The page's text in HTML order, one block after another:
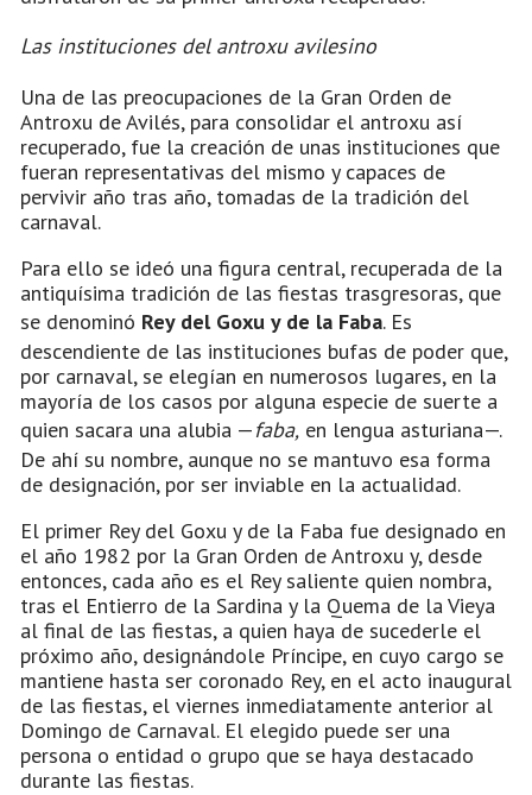
Las instituciones del antroxu avilesino
Una de las preocupaciones de la Gran Orden de
Antroxu de Avilés, para consolidar el antroxu así
recuperado, fue la creación de unas instituciones que
fueran representativas del mismo y capaces de
pervivir año tras año, tomadas de la tradición del
carnaval.
Para ello se ideó una figura central, recuperada de la
antiquísima tradición de las fiestas trasgresoras, que
se denominó Rey del Goxu y de la Faba. Es
descendiente de las instituciones bufas de poder que,
por carnaval, se elegían en numerosos lugares, en la
mayoría de los casos por alguna especie de suerte a
quien sacara una alubia —faba, en lengua asturiana—.
De ahí su nombre, aunque no se mantuvo esa forma
de designación, por ser inviable en la actualidad.
El primer Rey del Goxu y de la Faba fue designado en
el año 1982 por la Gran Orden de Antroxu y, desde
entonces, cada año es el Rey saliente quien nombra,
tras el Entierro de la Sardina y la Quema de la Vieya
al final de las fiestas, a quien haya de sucederle el
próximo año, designándole Príncipe, en cuyo cargo se
mantiene hasta ser coronado Rey, en el acto inaugural
de las fiestas, el viernes inmediatamente anterior al
Domingo de Carnaval. El elegido puede ser una
persona o entidad o grupo que se haya destacado
durante las fiestas.